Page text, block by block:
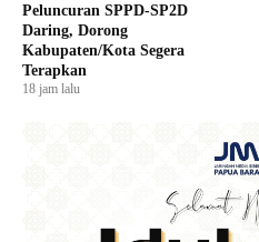
Peluncuran SPPD-SP2D
Daring, Dorong
Kabupaten/Kota Segera
Terapkan
18 jam lalu